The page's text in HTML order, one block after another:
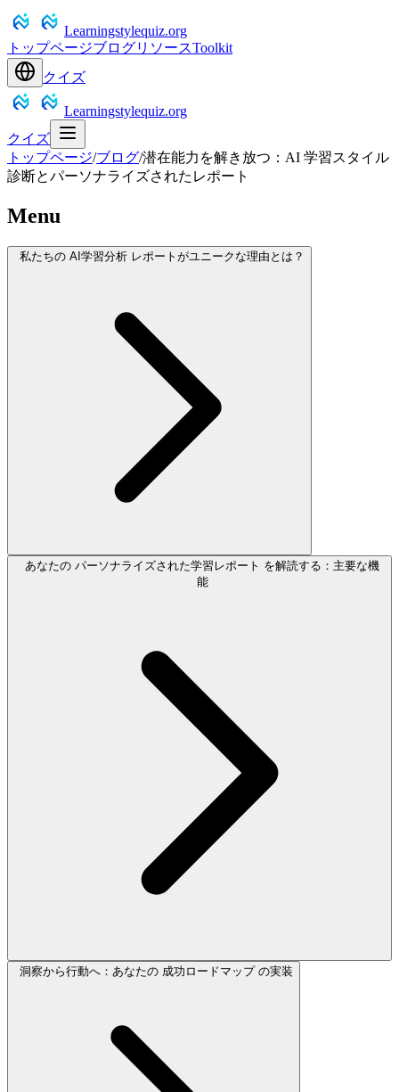
Learningstylequiz.org
トップページブログリソースToolkit
クイズ
Learningstylequiz.org
クイズ
トップページ/ブログ/潜在能力を解き放つ：AI 学習スタイル
診断とパーソナライズされたレポート
Menu
私たちの AI学習分析 レポートがユニークな理由とは？
あなたの パーソナライズされた学習レポート を解読する：主要な機
能
洞察から行動へ：あなたの 成功ロードマップ の実装